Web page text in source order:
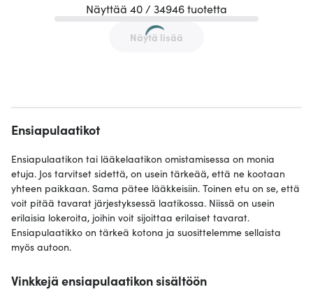
Näyttää 40 / 34946 tuotetta
Näytä lisää
Ensiapulaatikot
Ensiapulaatikon tai lääkelaatikon omistamisessa on monia
etuja. Jos tarvitset sidettä, on usein tärkeää, että ne kootaan
yhteen paikkaan. Sama pätee lääkkeisiin. Toinen etu on se, että
voit pitää tavarat järjestyksessä laatikossa. Niissä on usein
erilaisia ​​lokeroita, joihin voit sijoittaa erilaiset tavarat.
Ensiapulaatikko on tärkeä kotona ja suosittelemme sellaista
myös autoon.
Vinkkejä ensiapulaatikon sisältöön